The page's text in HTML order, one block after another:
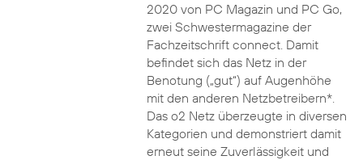
2020 von PC Magazin und PC Go,
zwei Schwestermagazine der
Fachzeitschrift connect. Damit
befindet sich das Netz in der
Benotung („gut“) auf Augenhöhe
mit den anderen Netzbetreibern*.
Das o2 Netz überzeugte in diversen
Kategorien und demonstriert damit
erneut seine Zuverlässigkeit und